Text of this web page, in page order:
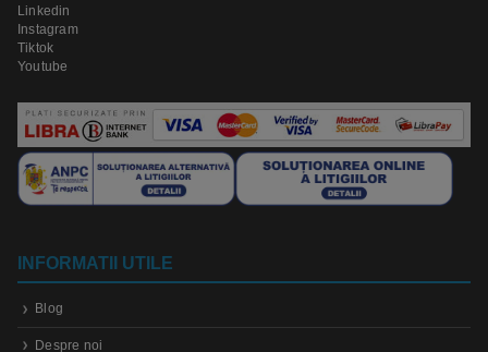
Linkedin
Instagram
Tiktok
Youtube
INFORMATII UTILE
Blog
Despre noi